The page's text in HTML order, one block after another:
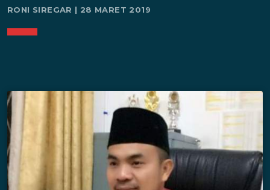
RONI SIREGAR | 28 MARET 2019